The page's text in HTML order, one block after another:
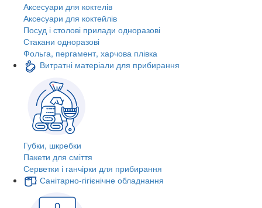
Аксесуари для коктелів
Аксесуари для коктейлів
Посуд і столові прилади одноразові
Стакани одноразові
Фольга, пергамент, харчова плівка
Витратні матеріали для прибирання
Губки, шкребки
Пакети для сміття
Серветки і ганчірки для прибирання
Санітарно-гігієнічне обладнання